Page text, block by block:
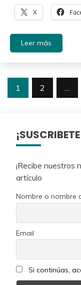
X
Leer más
Paginación
1 2 …
¡Recibe nuestros
artículo
Nombre o nombre
Email
Si continúas,